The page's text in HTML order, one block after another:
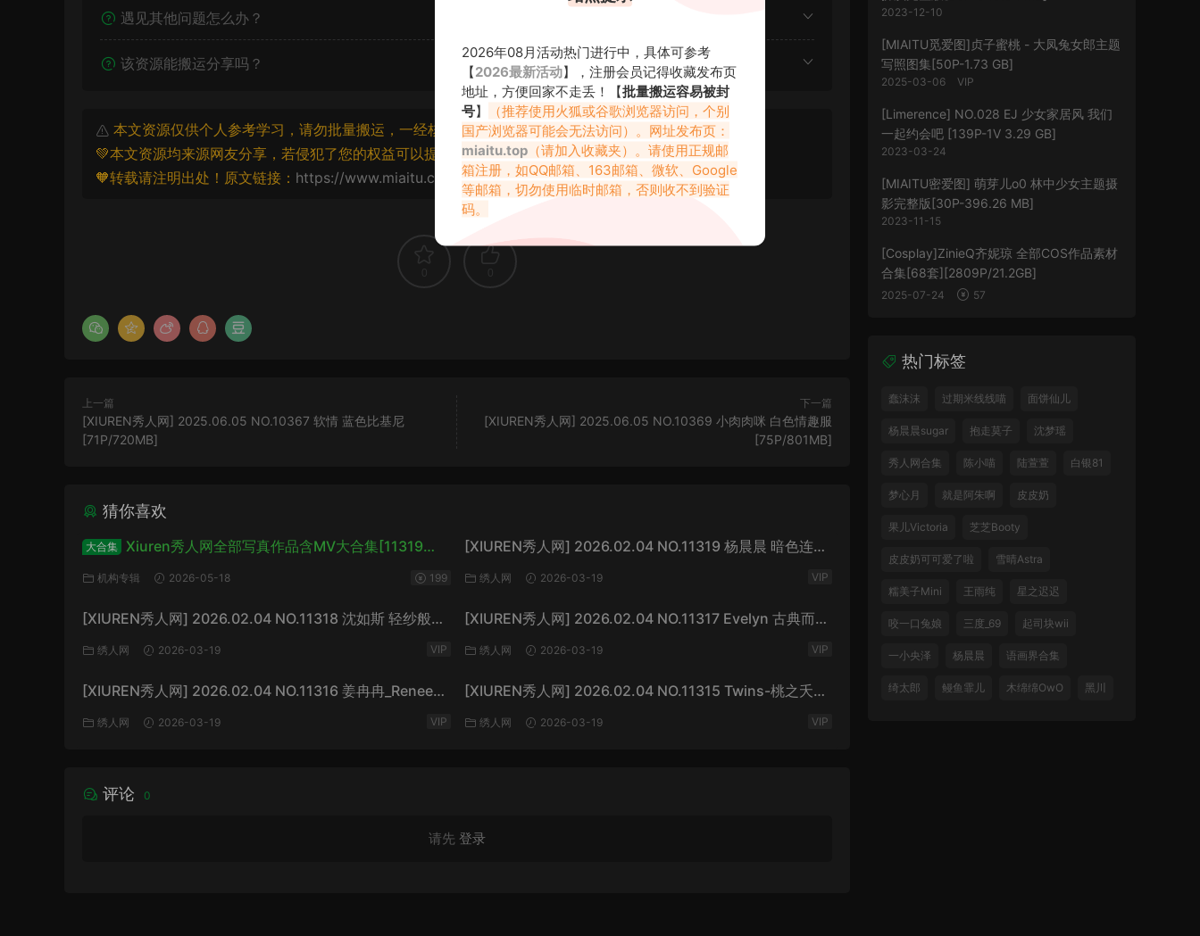
遇见其他问题怎么办？
该资源能搬运分享吗？
本文资源仅供个人参考学习，请勿批量搬运，一经核实将封禁账号权限！
💚本文资源均来源网友分享，若侵犯了您的权益可以提交工单处理。
🧡转载请注明出处！原文链接： https://www.miaitu.cc/77514.html
上一篇
[XIUREN秀人网] 2025.06.05 NO.10367 软情 蓝色比基尼
[71P/720MB]
下一篇
[XIUREN秀人网] 2025.06.05 NO.10369 小肉肉咪 白色情趣服
[75P/801MB]
猜你喜欢
大合集 Xiuren秀人网全部写真作品含MV大合集[11319
套/6TB+]
机构专辑 2026-05-18 199
[XIUREN秀人网] 2026.02.04 NO.11319 杨晨晨 暗色连体
衣[73P/923MB]
绣人网 2026-03-19 VIP
[XIUREN秀人网] 2026.02.04 NO.11318 沈如斯 轻纱般的
白 [67P/807MB]
绣人网 2026-03-19 VIP
[XIUREN秀人网] 2026.02.04 NO.11317 Evelyn 古典而又
暧昧[64P/870MB]
绣人网 2026-03-19 VIP
[XIUREN秀人网] 2026.02.04 NO.11316 姜冉冉_Renee@
极致的反差[77P/999MB]
绣人网 2026-03-19 VIP
[XIUREN秀人网] 2026.02.04 NO.11315 Twins-桃之夭夭
橙色薄纱[83P/1.10GB]
绣人网 2026-03-19 VIP
评论 0
请先 登录
2023-12-10
[MIAITU觅爱图]贞子蜜桃 - 大凤兔女郎主题
写照图集[50P-1.73 GB]
2025-03-06 VIP
[Limerence] NO.028 EJ 少女家居风 我们
一起约会吧 [139P-1V 3.29 GB]
2023-03-24
[MIAITU密爱图] 萌芽儿o0 林中少女主题摄
影完整版[30P-396.26 MB]
2023-11-15
[Cosplay]ZinieQ齐妮琼 全部COS作品素材
合集[68套][2809P/21.2GB]
2025-07-24 57
热门标签
蠢沫沫 过期米线线喵 面饼仙儿
杨晨晨sugar 抱走莫子 沈梦瑶
秀人网合集 陈小喵 陆萱萱 白银81
梦心月 就是阿朱啊 皮皮奶
果儿Victoria 芝芝Booty
皮皮奶可可爱了啦 雪晴Astra
糯美子Mini 王雨纯 星之迟迟
咬一口兔娘 三度_69 起司块wii
一小央泽 杨晨晨 语画界合集
绮太郎 鳗鱼霏儿 木绵绵OwO 黑川
2026年08月活动热门进行中，具体可参考
【2026最新活动】，注册会员记得收藏发布页
地址，方便回家不走丢！【批量搬运容易被封
号】
（推荐使用火狐或谷歌浏览器访问，个别
国产浏览器可能会无法访问）。网址发布页：
miaitu.top （请加入收藏夹）。请使用正规邮
箱注册，如QQ邮箱、163邮箱、微软、Google
等邮箱，切勿使用临时邮箱，否则收不到验证
码。